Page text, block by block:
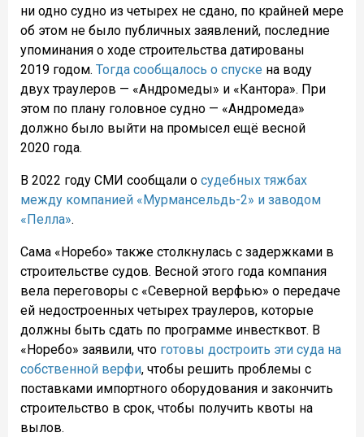
ни одно судно из четырех не сдано, по крайней мере
об этом не было публичных заявлений, последние
упоминания о ходе строительства датированы
2019 годом. Тогда сообщалось о спуске на воду
двух траулеров — «Андромеды» и «Кантора». При
этом по плану головное судно — «Андромеда»
должно было выйти на промысел ещё весной
2020 года.
В 2022 году СМИ сообщали о судебных тяжбах
между компанией «Мурмансельдь-2» и заводом
«Пелла».
Сама «Норебо» также столкнулась с задержками в
строительстве судов. Весной этого года компания
вела переговоры с «Северной верфью» о передаче
ей недостроенных четырех траулеров, которые
должны быть сдать по программе инвестквот. В
«Норебо» заявили, что готовы достроить эти суда на
собственной верфи, чтобы решить проблемы с
поставками импортного оборудования и закончить
строительство в срок, чтобы получить квоты на
вылов.